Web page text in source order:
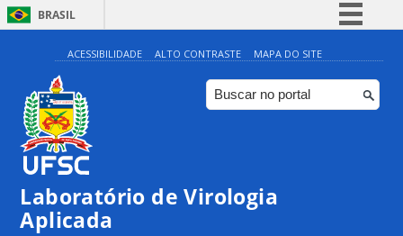
BRASIL
Simplifique!
Comunica BR
Participe
Canais
ACESSIBILIDADE ALTO CONTRASTE MAPA DO SITE
Laboratório de Virologia
Aplicada